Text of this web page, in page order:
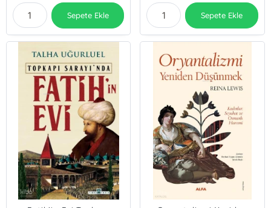
Sepete Ekle Sepete Ekle